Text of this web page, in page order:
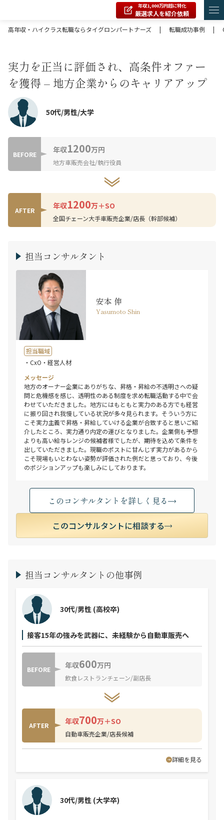
年収1,000万円超に特化
厳選求人を紹介依頼
高年収・ハイクラス転職ならタイグロンパートナーズ
| 転職成功事例 |
実力を正当に評価され、高条件オファー
を獲得 – 地方企業からのキャリアアップ
50代/男性/大学
BEFORE 年収1200万円
地方車販売会社/執行役員
AFTER 年収1200万＋SO
全国チェーン大手車販売企業/店長（幹部候補）
担当コンサルタント
安本 伸
Yasumoto Shin
担当職域
・CxO・経営人材
メッセージ
地方のオーナー企業にありがちな、昇格・昇給の不透明さへの疑
問と危機感を感じ、透明性のある制度を求め転職活動する中で会
わせていただきました。地方にはもともと実力のある方でも経営
に振り回され我慢している状況が多々見られます。そういう方に
こそ実力主義で昇格・昇給していける企業が合致すると思いご紹
介したところ、実力通り内定の運びとなりました。企業側も予想
よりも高い給与レンジの候補者様でしたが、期待を込めて条件を
出していただきました。現職のポストに甘んじず実力があるから
こそ現場もいとわない姿勢が評価された例だと思っており、今後
のポジションアップも楽しみにしております。
このコンサルタントを詳しく見る
このコンサルタントに相談する
担当コンサルタントの他事例
接客15年の強みを武器に、未経験から自動車販売へ
30代/男性 (高校卒)
BEFORE 年収600万円
飲食レストランチェーン/副店長
AFTER 年収700万＋SO
自動車販売企業/店長候補
詳細を見る
30代/男性 (大学卒)